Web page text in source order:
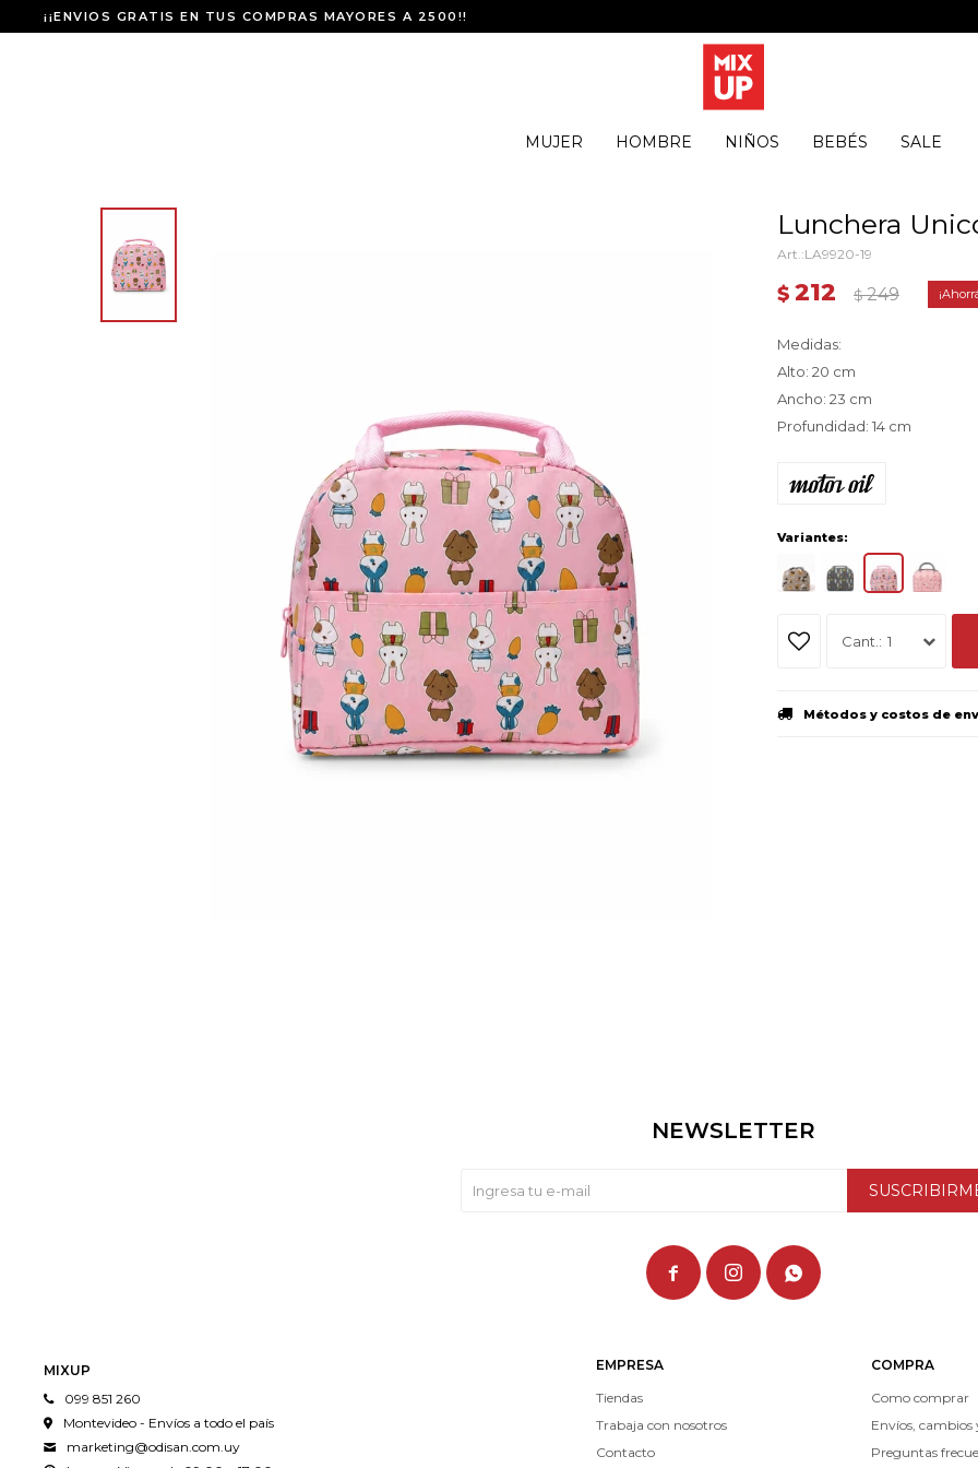
MUJER HOMBRE NIÑOS BEBÉS SALE
¡¡ENVIOS GRATIS EN TUS COMPRAS MAYORES A 2500!!
Lunchera
LA9920-19
$ 212 $ 249
Medidas:
Alto: 20 cm
Ancho: 23 cm
Profundidad: 14 cm
Variantes:
1
Métodos y costos de
MIXUP
099 851 260
Montevideo - Envíos a todo el país
marketing@odisan.com.uy
EMPRESA
Tiendas
Trabaja con nosotros
Contacto
COMPRA
Como comprar
Envíos, cambios
Preguntas
NEWSLETTER
  